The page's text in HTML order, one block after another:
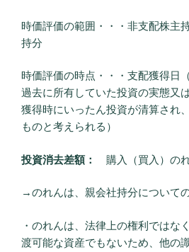
時価評価の範囲・・・非支配株主
持分
時価評価の時点・・・支配獲得日
過去に所有していた投資の実態又
獲得時にいったん投資が清算され
ものと考えられる）
投資消去差額： 購入（買入）の
→のれんは、親会社持分について
・のれんは、法律上の権利ではな
渡可能な資産でもないため、他の